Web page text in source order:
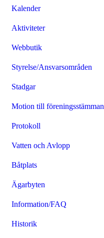
Kalender
Aktiviteter
Webbutik
Styrelse/Ansvarsområden
Stadgar
Motion till föreningsstämman
Protokoll
Vatten och Avlopp
Båtplats
Ägarbyten
Information/FAQ
Historik